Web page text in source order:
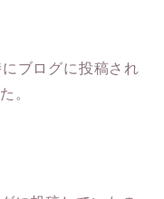
ブログに投稿され
。